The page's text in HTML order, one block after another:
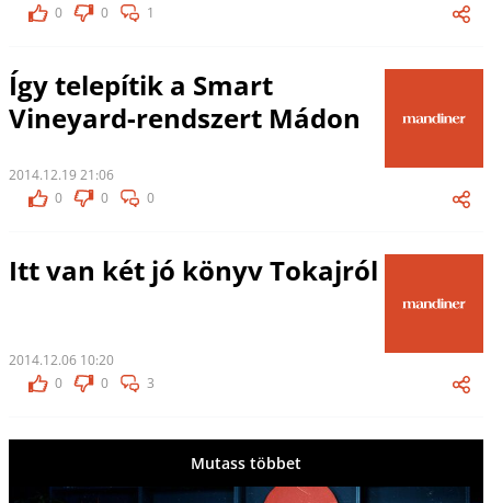
0
0 1
Így telepítik a Smart
Vineyard-rendszert Mádon
2014.12.19 21:06
0
0 0
Itt van két jó könyv Tokajról
2014.12.06 10:20
0
0 3
Mutass többet